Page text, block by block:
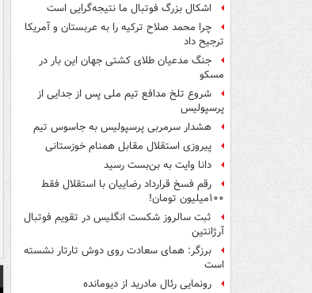
اشکال بزرگ فوتبال ما نتیجه‌گرایی است
چرا محمد صلاح ترکیه را به عربستان و آمریکا
ترجیح داد
جنگ مدعیان طلای کشتی جهان این بار در
مسکو
شروع تلخ مدافع تیم ملی پس از جدایی از
پرسپولیس
هشدار سرمربی پرسپولیس به جاسوس تیم
پیروزی استقلال مقابل همنام خوزستانی
دانا وایت به بن‌بست رسید
رقم فسخ قرارداد رضاییان با استقلال فقط
۱۰۰میلیون تومان!
ثبت سالروز شکست انگلیس در تقویم فوتبال
آرژانتین
برزگر: همای سعادت روی دوش تارتار نشسته
است
رونمایی رئال مادرید از دیومانده